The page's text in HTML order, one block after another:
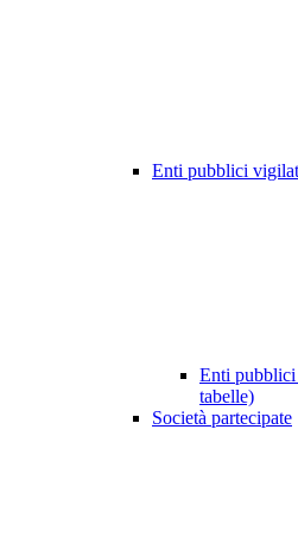
Enti pubblici
Enti
tabelle)
Società partecipate